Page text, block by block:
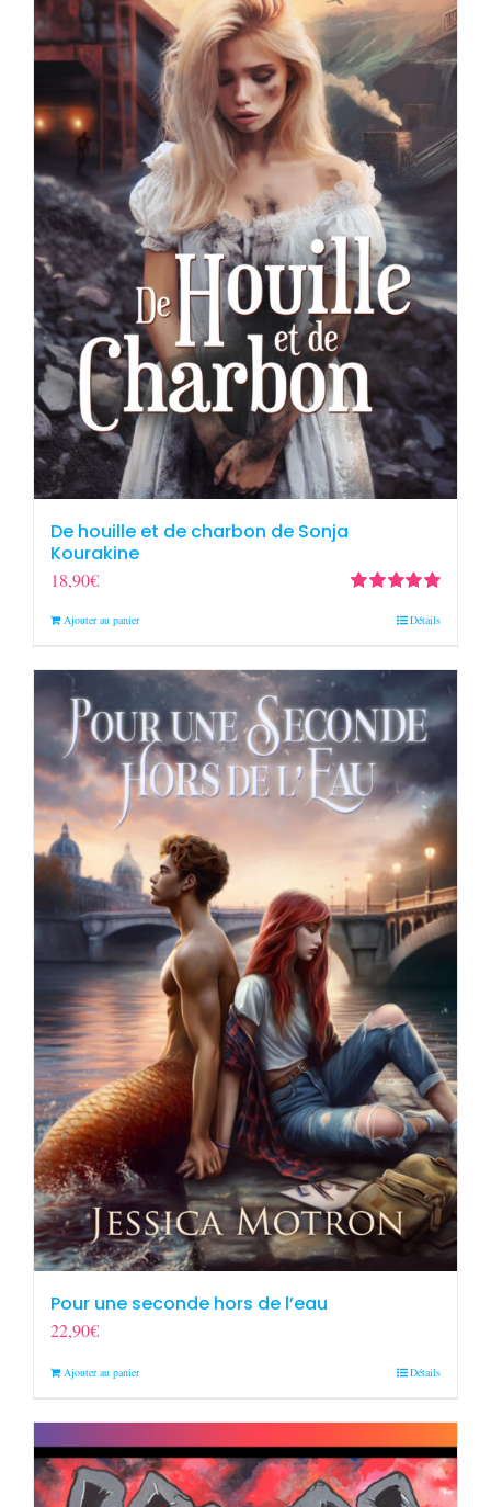
De houille et de charbon de Sonja
Kourakine
18,90€
Ajouter au panier Détails
Pour une seconde hors de l’eau
22,90€
Ajouter au panier Détails